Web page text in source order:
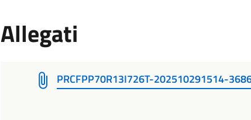
Allegati
PRCFPP70R13I726T-202510291514-